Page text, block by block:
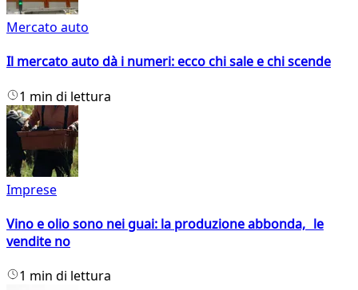
Mercato auto
Il mercato auto dà i numeri: ecco chi sale e chi scende
1 min di lettura
Imprese
Vino e olio sono nei guai: la produzione abbonda, le
vendite no
1 min di lettura